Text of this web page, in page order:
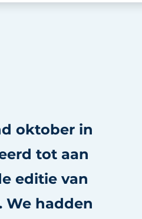
oktober in
tot aan
editie van
We hadden